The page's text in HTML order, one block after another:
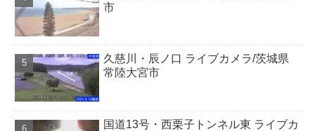
市
久慈川・辰ノ口 ライブカメラ/茨城県
常陸大宮市
国道13号・西栗子トンネル東 ライブカ